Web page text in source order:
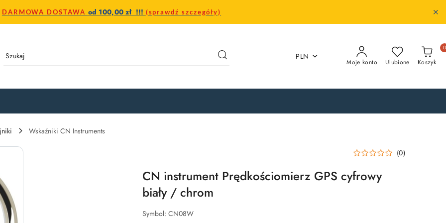
DARMOWA DOSTAWA od 100,00 zł !!! (sprawdź szczegóły)
PLN
Moje konto Ulubione Koszyk
0
Wskaźniki CN Instruments
(0)
CN instrument Prędkościomierz GPS cyfrowy
biały / chrom
Symbol: CN08W